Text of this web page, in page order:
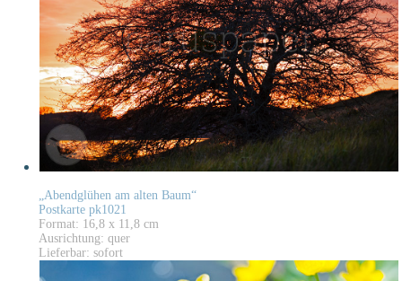
„Abendglühen am alten Baum“
Postkarte pk1021
Format: 16,8 x 11,8 cm
Ausrichtung: quer
Lieferbar: sofort